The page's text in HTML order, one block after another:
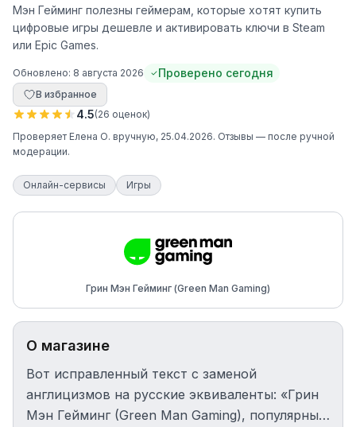
Мэн Гейминг полезны геймерам, которые хотят купить
цифровые игры дешевле и активировать ключи в Steam
или Epic Games.
Обновлено: 8 августа 2026 Проверено сегодня
В избранное
4.5(26 оценок)
Проверяет Елена О. вручную, 25.04.2026. Отзывы — после ручной
модерации.
Онлайн-сервисы Игры
Грин Мэн Гейминг (Green Man Gaming)
О магазине
Вот исправленный текст с заменой
англицизмов на русские эквиваленты: «Грин
Мэн Гейминг (Green Man Gaming), популярный